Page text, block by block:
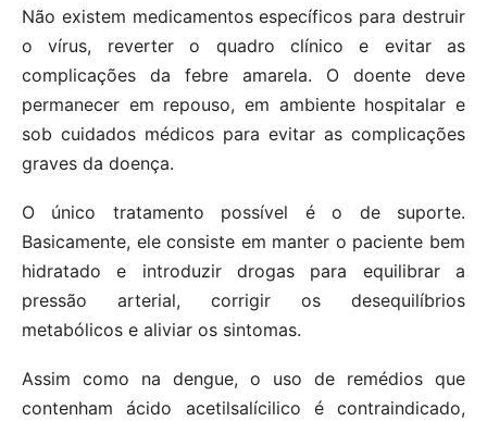
Não existem medicamentos específicos para destruir
o vírus, reverter o quadro clínico e evitar as
complicações da febre amarela. O doente deve
permanecer em repouso, em ambiente hospitalar e
sob cuidados médicos para evitar as complicações
graves da doença.
O único tratamento possível é o de suporte.
Basicamente, ele consiste em manter o paciente bem
hidratado e introduzir drogas para equilibrar a
pressão arterial, corrigir os desequilíbrios
metabólicos e aliviar os sintomas.
Assim como na dengue, o uso de remédios que
contenham ácido acetilsalícilico é contraindicado,